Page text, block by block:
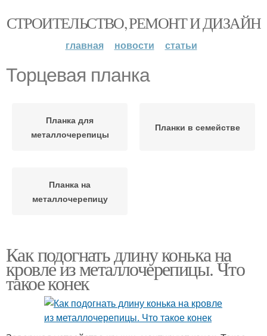
СТРОИТЕЛЬСТВО, РЕМОНТ И ДИЗАЙН
главная новости статьи
Торцевая планка
Планка для
металлочерепицы
Планки в семействе
Планка на
металлочерепицу
Как подогнать длину конька на
кровле из металлочерепицы. Что
такое конек